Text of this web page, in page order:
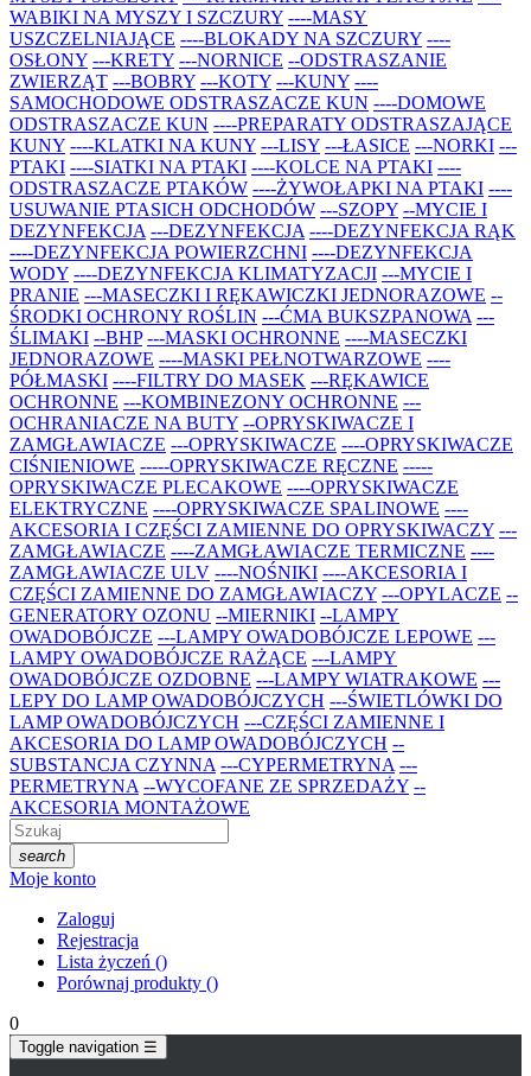
WABIKI NA MYSZY I SZCZURY ----MASY
USZCZELNIAJĄCE ----BLOKADY NA SZCZURY ----
OSŁONY ---KRETY ---NORNICE --ODSTRASZANIE
ZWIERZĄT ---BOBRY ---KOTY ---KUNY ----
SAMOCHODOWE ODSTRASZACZE KUN ----DOMOWE
ODSTRASZACZE KUN ----PREPARATY ODSTRASZAJĄCE
KUNY ----KLATKI NA KUNY ---LISY ---ŁASICE ---NORKI ---
PTAKI ----SIATKI NA PTAKI ----KOLCE NA PTAKI ----
ODSTRASZACZE PTAKÓW ----ŻYWOŁAPKI NA PTAKI ----
USUWANIE PTASICH ODCHODÓW ---SZOPY --MYCIE I
DEZYNFEKCJA ---DEZYNFEKCJA ----DEZYNFEKCJA RĄK
----DEZYNFEKCJA POWIERZCHNI ----DEZYNFEKCJA
WODY ----DEZYNFEKCJA KLIMATYZACJI ---MYCIE I
PRANIE ---MASECZKI I RĘKAWICZKI JEDNORAZOWE --
ŚRODKI OCHRONY ROŚLIN ---ĆMA BUKSZPANOWA ---
ŚLIMAKI --BHP ---MASKI OCHRONNE ----MASECZKI
JEDNORAZOWE ----MASKI PEŁNOTWARZOWE ----
PÓŁMASKI ----FILTRY DO MASEK ---RĘKAWICE
OCHRONNE ---KOMBINEZONY OCHRONNE ---
OCHRANIACZE NA BUTY --OPRYSKIWACZE I
ZAMGŁAWIACZE ---OPRYSKIWACZE ----OPRYSKIWACZE
CIŚNIENIOWE -----OPRYSKIWACZE RĘCZNE -----
OPRYSKIWACZE PLECAKOWE ----OPRYSKIWACZE
ELEKTRYCZNE ----OPRYSKIWACZE SPALINOWE ----
AKCESORIA I CZĘŚCI ZAMIENNE DO OPRYSKIWACZY ---
ZAMGŁAWIACZE ----ZAMGŁAWIACZE TERMICZNE ----
ZAMGŁAWIACZE ULV ----NOŚNIKI ----AKCESORIA I
CZĘŚCI ZAMIENNE DO ZAMGŁAWIACZY ---OPYLACZE --
GENERATORY OZONU --MIERNIKI --LAMPY
OWADOBÓJCZE ---LAMPY OWADOBÓJCZE LEPOWE ---
LAMPY OWADOBÓJCZE RAŻĄCE ---LAMPY
OWADOBÓJCZE OZDOBNE ---LAMPY WIATRAKOWE ---
LEPY DO LAMP OWADOBÓJCZYCH ---ŚWIETLÓWKI DO
LAMP OWADOBÓJCZYCH ---CZĘŚCI ZAMIENNE I
AKCESORIA DO LAMP OWADOBÓJCZYCH --
SUBSTANCJA CZYNNA ---CYPERMETRYNA ---
PERMETRYNA --WYCOFANE ZE SPRZEDAŻY --
AKCESORIA MONTAŻOWE
search
Moje konto
Zaloguj
Rejestracja
Lista życzeń ()
Porównaj produkty ()
0
Toggle navigation ☰